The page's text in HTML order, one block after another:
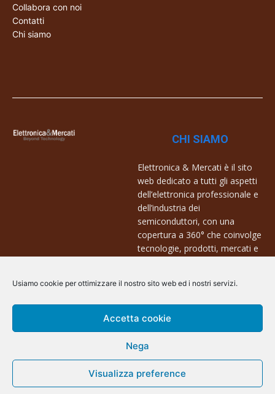
Usiamo cookie per ottimizzare il nostro sito web ed i nostri servizi.
Accetta cookie
Nega
Visualizza preference
Collabora con noi
Contatti
Chi siamo
CHI SIAMO
Elettronica & Mercati è il sito
web dedicato a tutti gli aspetti
dell’elettronica professionale e
dell’industria dei
semiconduttori, con una
copertura a 360° che coinvolge
tecnologie, prodotti, mercati e
Contatti:
info@arscommunication.it
@ArsCommunication 2023